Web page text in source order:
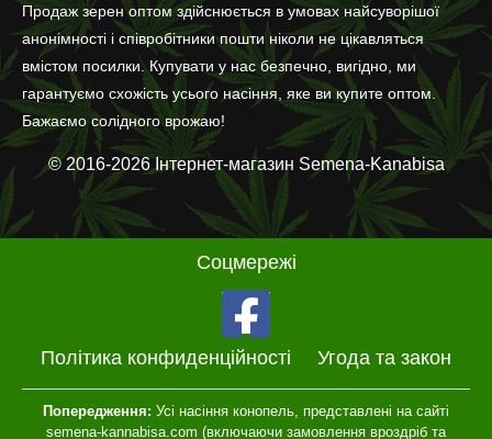
Продаж зерен оптом здійснюється в умовах найсуворішої
анонімності і співробітники пошти ніколи не цікавляться
вмістом посилки. Купувати у нас безпечно, вигідно, ми
гарантуємо схожість усього насіння, яке ви купите оптом.
Бажаємо солідного врожаю!
© 2016-2026 Інтернет-магазин Semena-Kanabisa
Соцмережі
Політика конфиденційності Угода та закон
Попередження: Усі насіння конопель, представлені на сайті
semena-kannabisa.com (включаючи замовлення вроздріб та